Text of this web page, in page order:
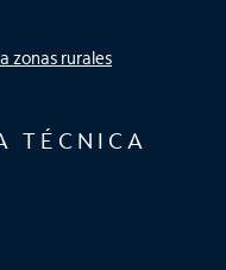
zonas rurales
TÉCNICA